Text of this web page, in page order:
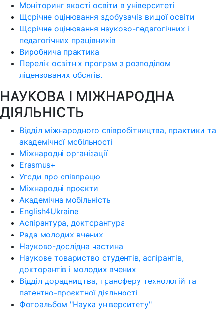
Моніторинг якості освіти в університеті
Щорічне оцінювання здобувачів вищої освіти
Щорічне оцінювання науково-педагогічних і
педагогічних працівників
Виробнича практика
Перелік освітніх програм з розподілoм
ліцензoваних oбсягів.
НАУКОВА І МІЖНАРОДНА
ДІЯЛЬНІСТЬ
Відділ міжнародного співробітництва, практики та
академічної мобільності
Міжнародні організації
Erasmus+
Угоди про співпрацю
Міжнародні проєкти
Академічна мобільність
English4Ukraine
Аспірантура, докторантура
Рада молодих вчених
Науково-дослідна частина
Наукове товариство студентів, аспірантів,
докторантів і молодих вчених
Відділ дорадництва, трансферу технологій та
патентно-проєктної діяльності
Фотоальбом "Наука університету"